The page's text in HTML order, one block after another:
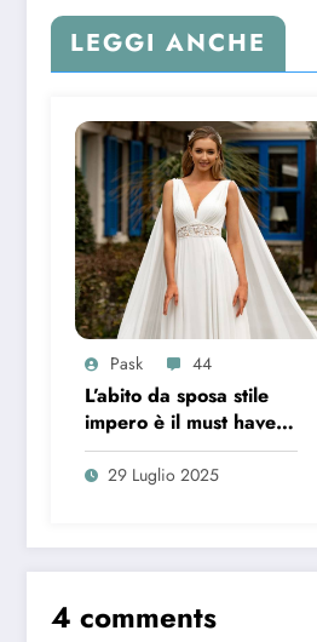
LEGGI ANCHE
Pask 44
L’abito da sposa stile
impero è il must have
dell’estate 2025
29 Luglio 2025
4 comments